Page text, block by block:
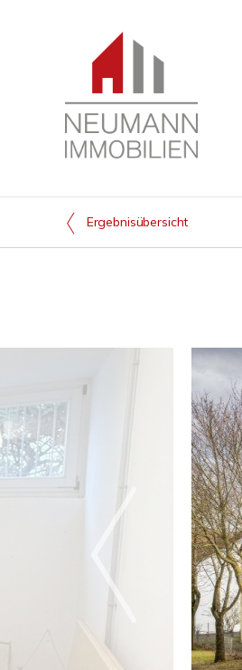
Ergebnisübersicht